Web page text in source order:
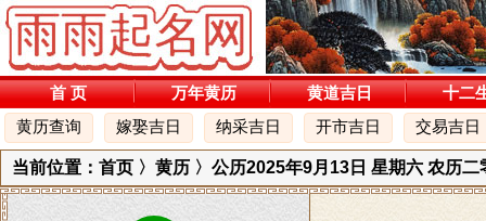
首 页 万年黄历 黄道吉日
十二
黄历查询
嫁娶吉日 纳采吉日 开市吉日 交易吉日
当前位置： 首页 〉 黄历 〉公历2025年9月13日 星期六 农历